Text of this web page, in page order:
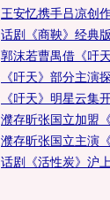
王安忆携手吕凉创
话剧《商鞅》经典
郭沫若曹禺借《吁
《吁天》部分主演
《吁天》明星云集
濮存昕张国立加盟
濮存昕张国立主演
话剧《活性炭》沪